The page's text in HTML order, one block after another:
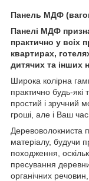
Панель МДФ
Панелі МДФ
практично у всіх
квартирах,
дитячих та інших
Широка колірна
практично будь-які
простий і зручний
гроші, але і Ваш час.
Деревоволокниста
матеріалу, будучи
походження,
пресування
органічних